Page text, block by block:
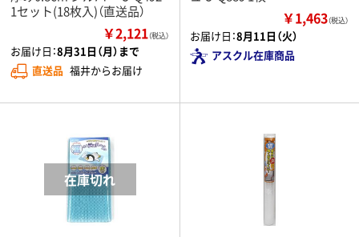
1セット(18枚入)（直送品）
￥2,121（税込）
お届け日：8月31日（月）まで
直送品 福井からお届け
￥1,463（税込）
お届け日：8月11日（火）
アスクル在庫商品